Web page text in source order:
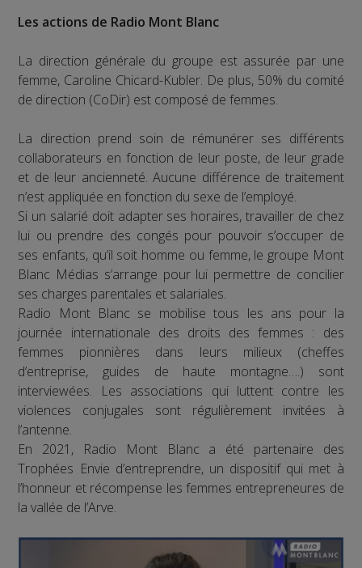
Les actions de Radio Mont Blanc
La direction générale du groupe est assurée par une
femme, Caroline Chicard-Kubler. De plus, 50% du comité
de direction (CoDir) est composé de femmes.
La direction prend soin de rémunérer ses différents
collaborateurs en fonction de leur poste, de leur grade
et de leur ancienneté. Aucune différence de traitement
n’est appliquée en fonction du sexe de l’employé.
Si un salarié doit adapter ses horaires, travailler de chez
lui ou prendre des congés pour pouvoir s’occuper de
ses enfants, qu’il soit homme ou femme, le groupe Mont
Blanc Médias s’arrange pour lui permettre de concilier
ses charges parentales et salariales.
Radio Mont Blanc se mobilise tous les ans pour la
journée internationale des droits des femmes : des
femmes pionnières dans leurs milieux (cheffes
d’entreprise, guides de haute montagne….) sont
interviewées. Les associations qui luttent contre les
violences conjugales sont régulièrement invitées à
l’antenne.
En 2021, Radio Mont Blanc a été partenaire des
Trophées Envie d’entreprendre, un dispositif qui met à
l’honneur et récompense les femmes entrepreneures de
la vallée de l’Arve.